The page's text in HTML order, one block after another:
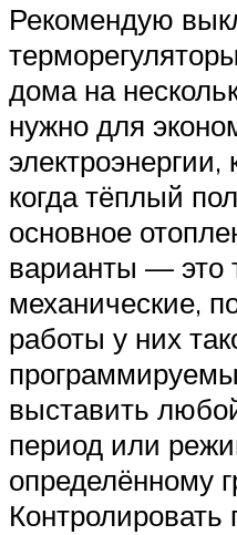
Рекомендую
дома на
нужно для
когда тёплый
основное
варианты — это
механические,
работы у них
выставить
период или
определённому
Контролировать